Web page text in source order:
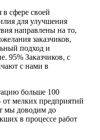
сфере своей
для улучшения
направлены на то,
заказчиков,
подход и
95% Заказчиков, с
с нами в
больше 100
мелких предприятий
мы доводим до
в процессе работ